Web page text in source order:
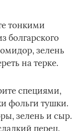
тонкими
болгарского
зелень
на терке.
специями,
фольги тушки.
зелень и сыр.
перец.